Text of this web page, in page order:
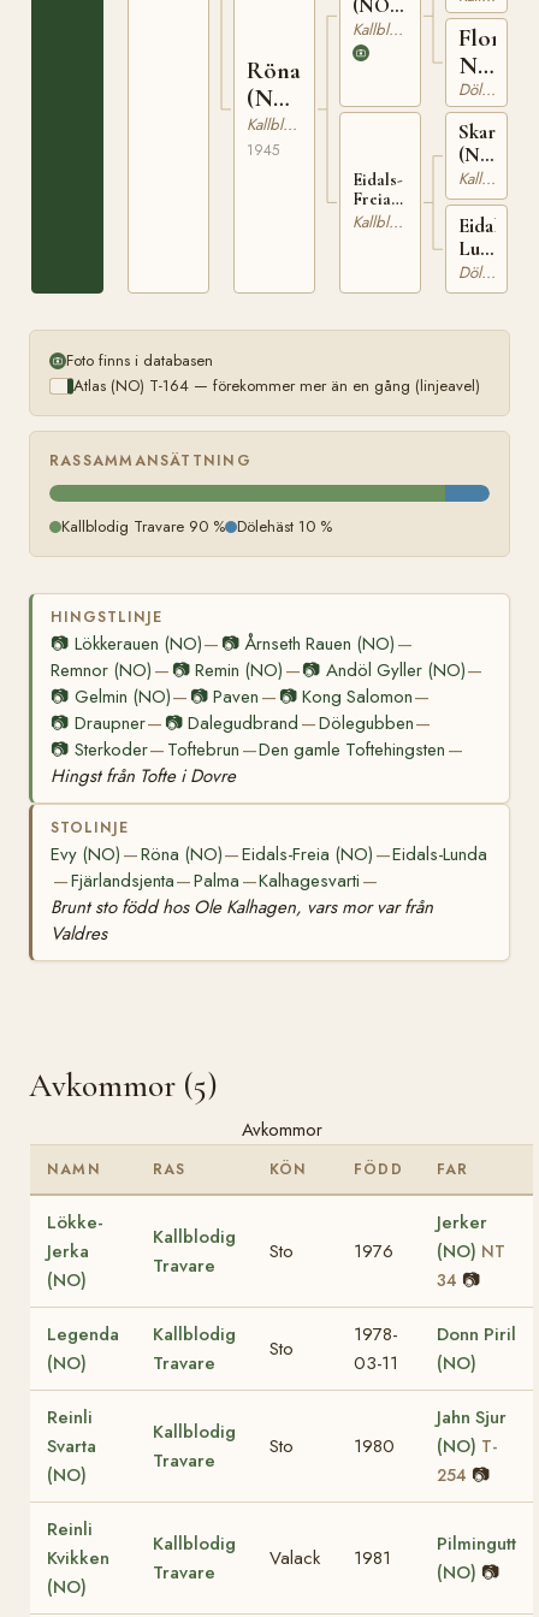
Röna
(NO)
T-
1113
Kallblodig Travare
1945
(NO)
T-171Kallblodig Travare
Eidals-
Freia
(NO) NKallblodig Travare
Flora
N
10976
Dölehäst
(NO)
T-
80
Kallblodig Travare
Eidals-
Lunda
N
10495
Dölehäst
Foto finns i databasen
Atlas (NO) T-164 — förekommer mer än en gång (linjeavel)
RASSAMMANSÄTTNING
Kallblodig Travare 90 % Dölehäst 10 %
HINGSTLINJE
📷 Lökkerauen (NO)— 📷Årnseth Rauen (NO) —
Remnor (NO) — 📷Remin (NO) —📷 Andöl Gyller (NO)—
📷 Gelmin (NO)— 📷Paven — 📷 Kong Salomon—
📷 Draupner— 📷Dalegudbrand —Dölegubben—
📷 Sterkoder— Toftebrun —Den gamle Toftehingsten —
Hingst från Tofte i Dovre
STOLINJE
Evy (NO) —Röna (NO)—Eidals-Freia (NO) —Eidals-Lunda
—Fjärlandsjenta—Palma —Kalhagesvarti —
Brunt sto född hos Ole Kalhagen, vars mor var från
Valdres
Avkommor (5)
Avkommor
NAMN RAS KÖN FÖDD FAR
Lökke-
Jerka
(NO)
Kallblodig
Travare
Sto 1976
Jerker
(NO) NT
34 📷
Legenda
(NO)
Kallblodig
Travare
Sto
1978-
03-11
Donn Piril
(NO)
Reinli
Svarta
(NO)
Kallblodig
Travare
Sto 1980
Jahn Sjur
(NO) T-
254 📷
Reinli
Kvikken
(NO)
Kallblodig
Travare
Valack 1981
Pilmingutt
(NO) 📷